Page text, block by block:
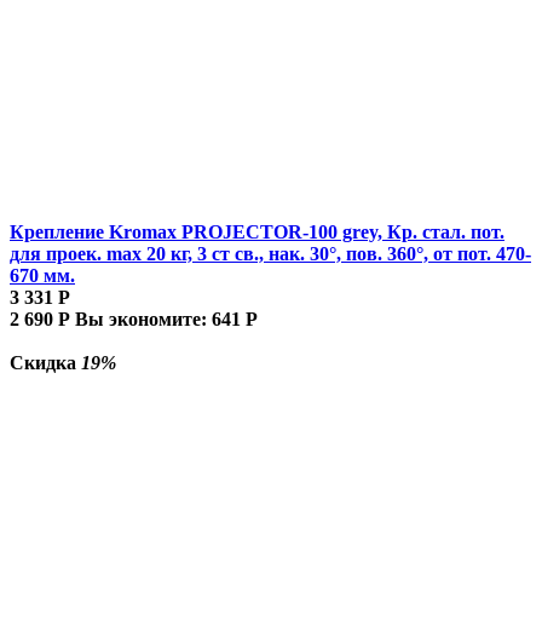
Крепление Kromax PROJECTOR-100 grey, Кр. стал. пот.
для проек. max 20 кг, 3 ст св., нак. 30°, пов. 360°, от пот. 470-
670 мм.
3 331 Р
2 690 Р Вы экономите: 641 Р
Скидка 19%